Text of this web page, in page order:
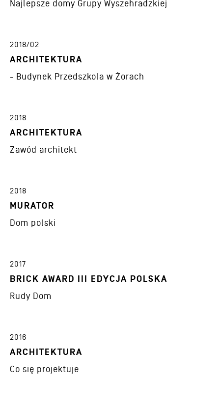
Najlepsze domy Grupy Wyszehradzkiej
2018/02
ARCHITEKTURA
- Budynek Przedszkola w Żorach
2018
ARCHITEKTURA
Zawód architekt
2018
MURATOR
Dom polski
2017
BRICK AWARD III EDYCJA POLSKA
Rudy Dom
2016
ARCHITEKTURA
Co się projektuje